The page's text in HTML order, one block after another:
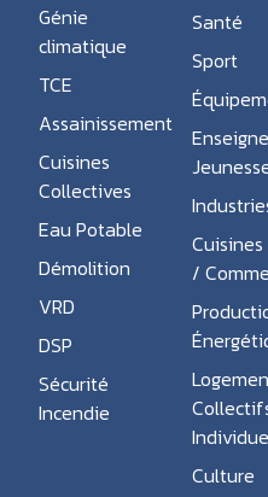
Génie
climatique
TCE
Assainissement
Cuisines
Collectives
Eau Potable
Démolition
VRD
DSP
Sécurité
Incendie
Santé
Sport
/
Culture